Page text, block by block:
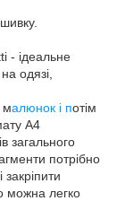
- ідеальне
одязі,
малюнок і потім
А4
загального
потрібно
можна легко